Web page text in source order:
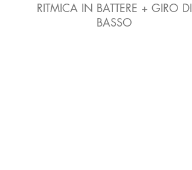
RITMICA IN BATTERE + GIRO DI
BASSO